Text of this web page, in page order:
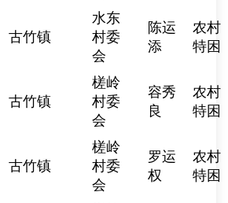
古竹镇
水东
村委
会
陈运
添
农村
特困
古竹镇
槎岭
村委
会
容秀
良
农村
特困
古竹镇
槎岭
村委
会
罗运
权
农村
特困